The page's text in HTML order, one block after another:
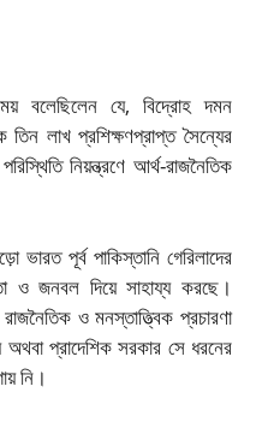
বলেছিলেন যে, বিদ্রোহ দমন
লাখ প্রশিক্ষণপ্রাপ্ত সৈন্যের
নিয়ন্ত্রণে আর্থ-রাজনৈতিক
পূর্ব পাকিস্তানি গেরিলাদের
ও জনবল দিয়ে সাহায্য করছে।
ও মনস্তাত্ত্বিক প্রচারণা
অথবা প্রাদেশিক সরকার সে ধরনের
নি।